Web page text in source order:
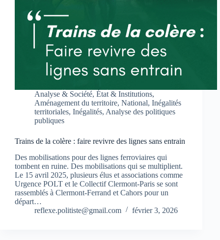
Analyse & Société, État & Institutions,
Aménagement du territoire, National, Inégalités
territoriales, Inégalités, Analyse des politiques
publiques
Trains de la colère : faire revivre des lignes sans entrain
Des mobilisations pour des lignes ferroviaires qui
tombent en ruine. Des mobilisations qui se multiplient.
Le 15 avril 2025, plusieurs élus et associations comme
Urgence POLT et le Collectif Clermont-Paris se sont
rassemblés à Clermont-Ferrand et Cahors pour un
départ…
reflexe.politiste@gmail.com
février 3, 2026